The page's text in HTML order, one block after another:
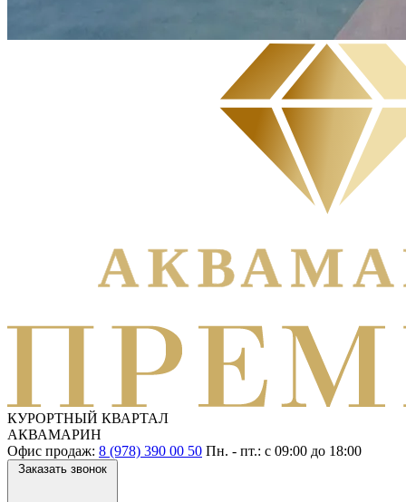
КУРОРТНЫЙ КВАРТАЛ
АКВАМАРИН
Офис продаж: 8 (978) 390 00 50 Пн. - пт.: с 09:00 до 18:00
Заказать звонок